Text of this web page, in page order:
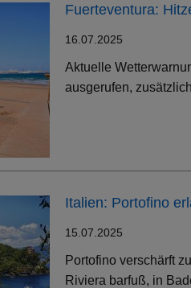
Fuerteventura:
16.07.2025
Aktuelle
ausgerufen,
Italien: Portofino
15.07.2025
Portofino verschärft
Riviera barfuß, in